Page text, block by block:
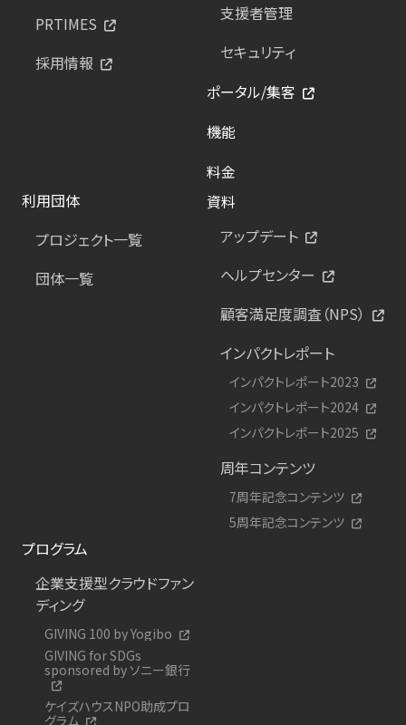
PRTIMES
採用情報
支援者管理
セキュリティ
ポータル/集客
機能
料金
利用団体
プロジェクト一覧
団体一覧
資料
アップデート
ヘルプセンター
顧客満足度調査（NPS）
インパクトレポート
インパクトレポート2023
インパクトレポート2024
インパクトレポート2025
周年コンテンツ
7周年記念コンテンツ
5周年記念コンテンツ
プログラム
企業支援型クラウドファン
ディング
GIVING 100 by Yogibo
GIVING for SDGs
sponsored by ソニー銀行
ケイズハウスNPO助成プロ
グラム